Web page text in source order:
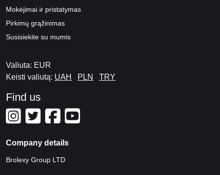
Mokėjimai ir pristatymas
Pirkimų grąžinimas
Susisiekite su mumis
Valiuta: EUR
Keisti valiutą: UAH PLN TRY
Find us
Company details
Brolexy Group LTD